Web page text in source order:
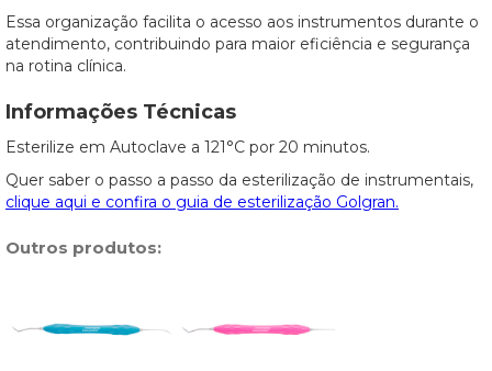
Essa organização facilita o acesso aos instrumentos durante o
atendimento, contribuindo para maior eficiência e segurança
na rotina clínica.
Informações Técnicas
Esterilize em Autoclave a 121°C por 20 minutos.
Quer saber o passo a passo da esterilização de instrumentais,
clique aqui e confira o guia de esterilização Golgran.
Outros produtos: